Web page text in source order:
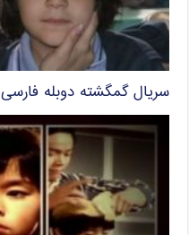
سریال گمگشته دوبله فارسی